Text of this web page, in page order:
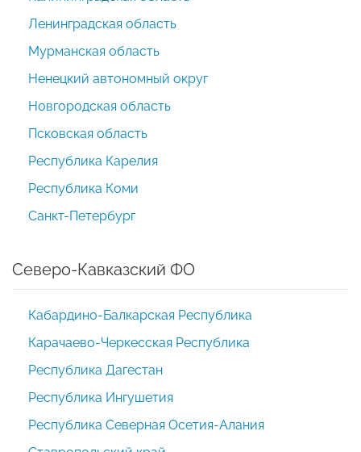
Ленинградская область
Мурманская область
Ненецкий автономный округ
Новгородская область
Псковская область
Республика Карелия
Республика Коми
Санкт-Петербург
Северо-Кавказский ФО
Кабардино-Балкарская Республика
Карачаево-Черкесская Республика
Республика Дагестан
Республика Ингушетия
Республика Северная Осетия-Алания